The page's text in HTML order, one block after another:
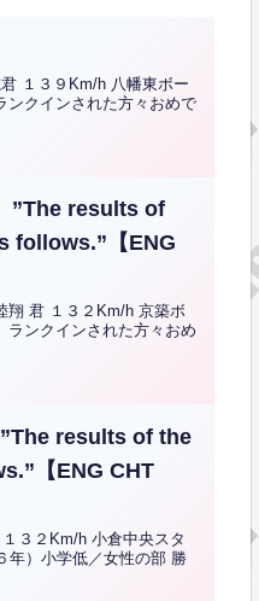
１３９Km/h 八幡東ボー
ンクインされた方々おめで
”The results of
follows.”【ENG
翔 君 １３２Km/h 京築ボ
ランクインされた方々おめ
”The results of the
【ENG CHT
３２Km/h 小倉中央スタ
年）小学低／女性の部 勝